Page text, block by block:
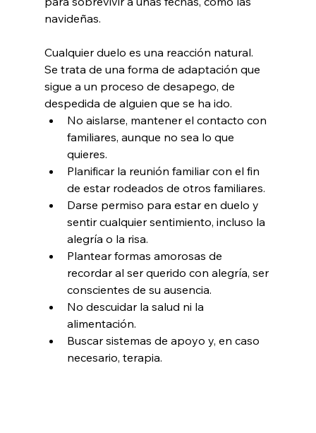
navideñas.
Cualquier duelo es una reacción natural.
Se trata de una forma de adaptación que
sigue a un proceso de desapego, de
despedida de alguien que se ha ido.
No aislarse, mantener el contacto con
familiares, aunque no sea lo que
quieres.
Planificar la reunión familiar con el fin
de estar rodeados de otros familiares.
Darse permiso para estar en duelo y
sentir cualquier sentimiento, incluso la
alegría o la risa.
Plantear formas amorosas de
recordar al ser querido con alegría, ser
conscientes de su ausencia.
No descuidar la salud ni la
alimentación.
Buscar sistemas de apoyo y, en caso
necesario, terapia.